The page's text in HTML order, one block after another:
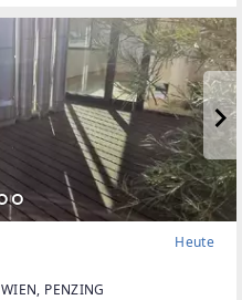
Heute
PENZING